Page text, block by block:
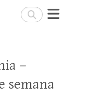
Buscar
–
semana